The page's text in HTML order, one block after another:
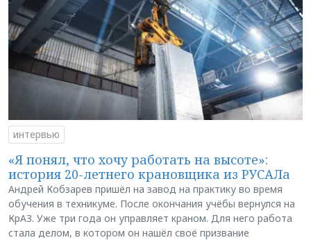
интервью
«Я понял, что хочу работать на высоте»:
история 20-летнего крановщика из РУСАЛа
Андрей Кобзарев пришёл на завод на практику во время
обучения в техникуме. После окончания учёбы вернулся на
КрАЗ. Уже три года он управляет краном. Для него работа
стала делом, в котором он нашёл своё призвание